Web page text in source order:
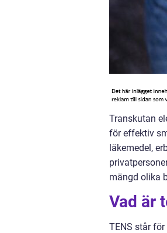
Transkutan
för effektiv
läkemedel,
mängd olika
Vad är
TENS står